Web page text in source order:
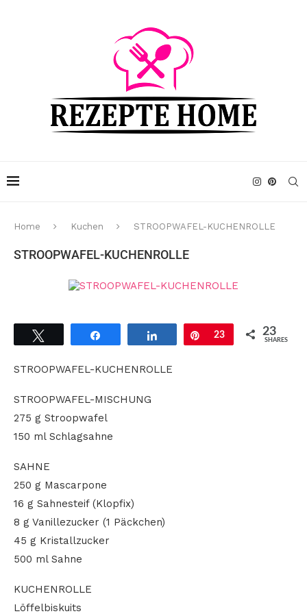
Home Kuchen STROOPWAFEL-KUCHENROLLE
STROOPWAFEL-KUCHENROLLE
Pin
23 23
SHARES
STROOPWAFEL-KUCHENROLLE
STROOPWAFEL-MISCHUNG
275 g Stroopwafel
150 ml Schlagsahne
SAHNE
250 g Mascarpone
16 g Sahnesteif (Klopfix)
8 g Vanillezucker (1 Päckchen)
45 g Kristallzucker
500 ml Sahne
KUCHENROLLE
Löffelbiskuits